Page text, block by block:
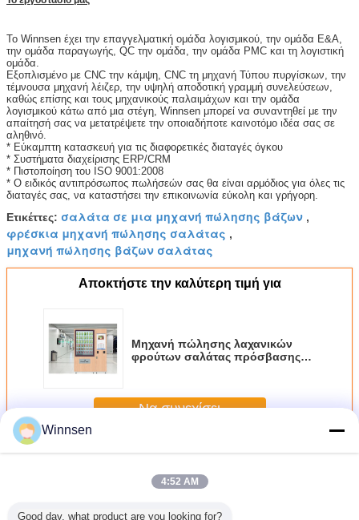
Το Winnsen έχει την επαγγελματική ομάδα λογισμικού, την ομάδα Ε&Α,
την ομάδα παραγωγής, QC την ομάδα, την ομάδα PMC και τη λογιστική
ομάδα.
Εξοπλισμένο με CNC την κάμψη, CNC τη μηχανή Τύπου πυργίσκων, την
τέμνουσα μηχανή λέιζερ, την υψηλή αποδοτική γραμμή συνελεύσεων,
καθώς επίσης και τους μηχανικούς παλαιμάχων και την ομάδα
λογισμικού κάτω από μια στέγη, Winnsen μπορεί να συναντηθεί με την
απαίτησή σας να μετατρέψετε την οποιαδήποτε καινοτόμο ιδέα σας σε
αληθινό.
* Εύκαμπτη κατασκευή για τις διαφορετικές διαταγές όγκου
* Συστήματα διαχείρισης ERP/CRM
* Πιστοποίηση του ISO 9001:2008
* Ο ειδικός αντιπρόσωπος πωλήσεών σας θα είναι αρμόδιος για όλες τις
διαταγές σας, να καταστήσει την επικοινωνία εύκολη και γρήγορη.
Ετικέττες: σαλάτα σε μια μηχανή πώλησης βάζων ,
φρέσκια μηχανή πώλησης σαλάτας ,
μηχανή πώλησης βάζων σαλάτας
Αποκτήστε την καλύτερη τιμή για
Μηχανή πώλησης λαχανικών
φρούτων σαλάτας πρόσβασης
Να συνεχίσει
ΠερισσότεροιΜηχανή πώλησης σαλάτας
Winnsen
4:52 AM
Good day, what product are you looking for?